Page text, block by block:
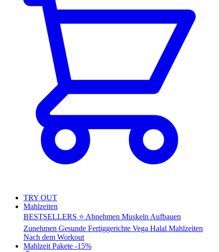
TRY OUT
Mahlzeiten
BESTSELLERS ⭐ Abnehmen Muskeln Aufbauen
Zunehmen Gesunde Fertiggerichte Vega Halal Mahlzeiten
Nach dem Workout
Mahlzeit Pakete -15%